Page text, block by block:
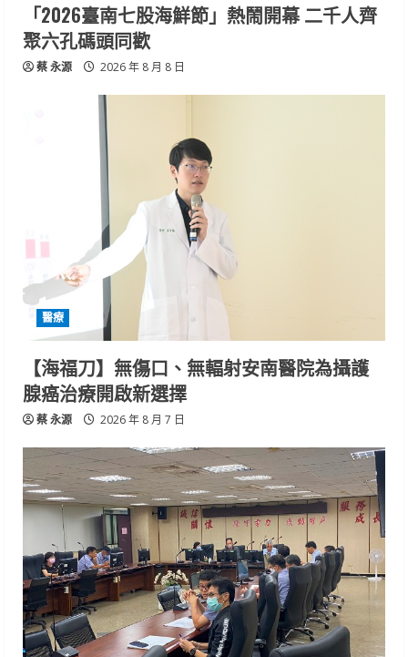
「2026臺南七股海鮮節」熱鬧開幕 二千人齊
聚六孔碼頭同歡
蔡 永源 2026 年 8 月 8 日
醫療
【海福刀】無傷口、無輻射安南醫院為攝護
腺癌治療開啟新選擇
蔡 永源 2026 年 8 月 7 日